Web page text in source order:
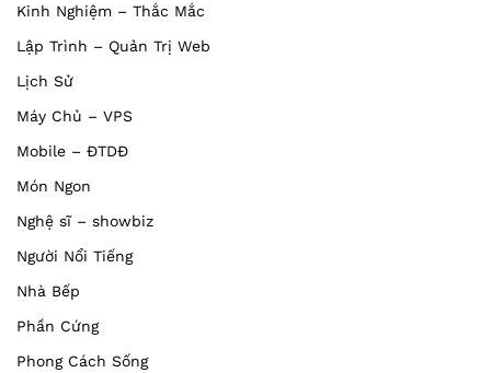
Kinh Nghiệm – Thắc Mắc
Lập Trình – Quản Trị Web
Lịch Sử
Máy Chủ – VPS
Mobile – ĐTDĐ
Món Ngon
Nghệ sĩ – showbiz
Người Nổi Tiếng
Nhà Bếp
Phần Cứng
Phong Cách Sống